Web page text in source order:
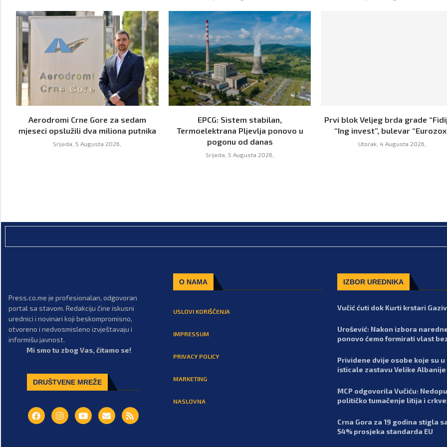
Aerodromi Crne Gore za sedam
mjeseci opslužili dva miliona putnika
Srijeda, 5 Augusta 2026,
EPCG: Sistem stabilan,
Termoelektrana Pljevlja ponovo u
pogonu od danas
Srijeda, 5 Augusta 2026,
Prvi blok Veljeg brda grade
“Ing invest”, bulevar
Utorak, 4 Augusta 2026,
Press.co.me je profesionalan, odgovoran
portal sa stavom. Redakciju čine iskusni
urednici i novinari koji beskompromisno,
otvoreno i nedvosmisleno izvještavaju i
informišu javnost.
Mi smo tu zbog Vas, čitamo se!
DRUŠTVENE MREŽE
O NAMA
USLOVI KORIŠĆENJA
IMPRESSUM
PRIVACY POLICY
MARKETING
NASLOVNA
IZBOR UREDNIKA
Vučić ćuti dok Kurti krstari
Urošević: Nakon izbora
ponovo ćemo formirati vlast
Prividene dvije osobe koje su u
isticale zastavu Velike Albanije
MCP odgovorila Vučiću:
političko tumačenje litija i
Crna Gora za 19 godina stigla
54% prosjeka standarda EU